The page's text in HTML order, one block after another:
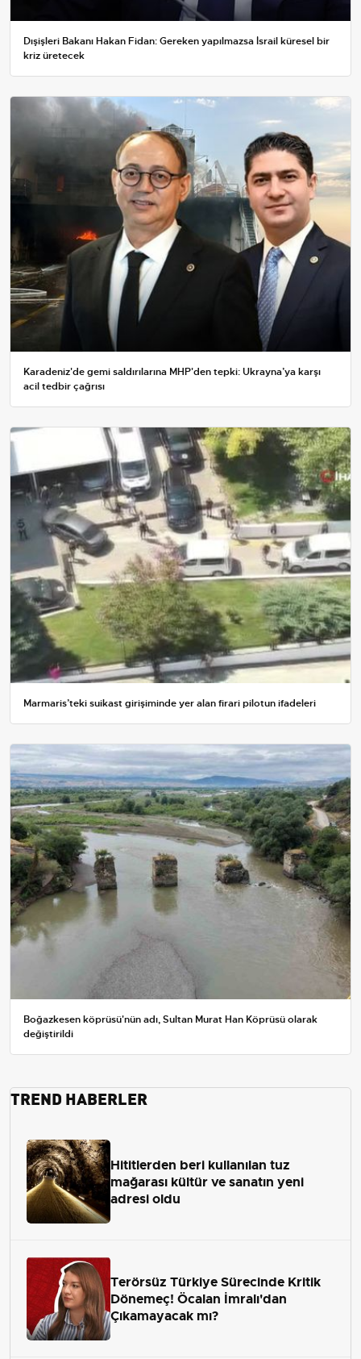
Dışişleri Bakanı Hakan Fidan: Gereken yapılmazsa İsrail küresel bir
kriz üretecek
Karadeniz'de gemi saldırılarına MHP'den tepki: Ukrayna’ya karşı
acil tedbir çağrısı
Marmaris’teki suikast girişiminde yer alan firari pilotun ifadeleri
Boğazkesen köprüsü'nün adı, Sultan Murat Han Köprüsü olarak
değiştirildi
TREND HABERLER
Hititlerden beri kullanılan tuz
mağarası kültür ve sanatın yeni
adresi oldu
Terörsüz Türkiye Sürecinde Kritik
Dönemeç! Öcalan İmralı'dan
Çıkamayacak mı?